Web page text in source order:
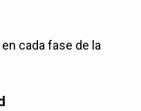
cada fase de la